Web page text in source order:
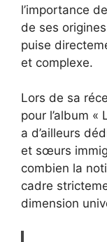
l’importance
de ses
puise
et complexe.
Lors de sa
pour l’album «
a d’ailleurs
et sœurs
combien la
cadre
dimension